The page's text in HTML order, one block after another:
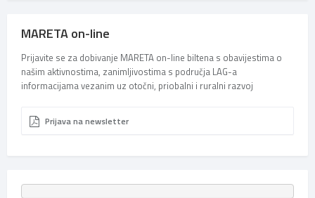
MARETA on-line
Prijavite se za dobivanje MARETA on-line biltena s obavijestima o
našim aktivnostima, zanimljivostima s područja LAG-a
informacijama vezanim uz otočni, priobalni i ruralni razvoj
Prijava na newsletter